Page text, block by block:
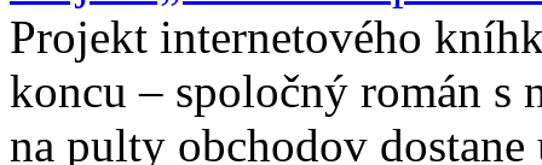
Projekt internetového
koncu – spoločný román s
na pulty obchodov